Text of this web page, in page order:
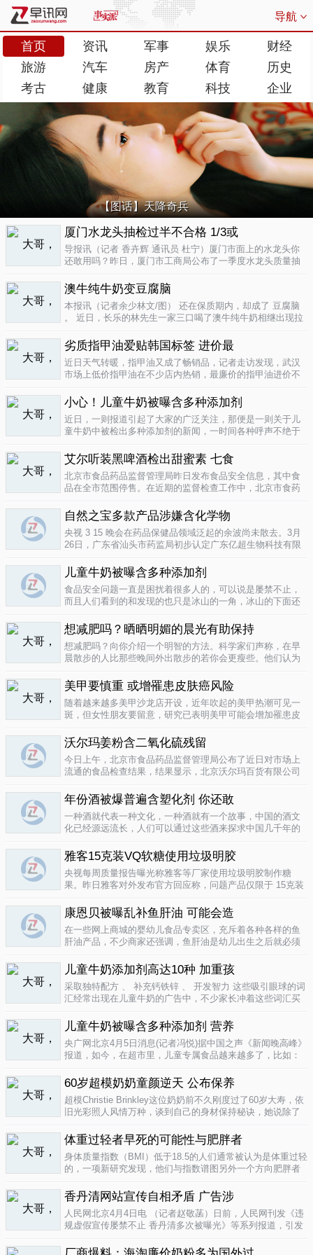
导航
首页 资讯 军事 娱乐
财经
旅游
汽车 房产 体育
历史
考古
健康 教育 科技 企业
【图话】天降奇兵
厦门水龙头抽检过半不合格 1/3或
导报讯（记者 香卉辉 通讯员 杜宁）厦门市面上的水龙头你
还敢用吗？昨日，厦门市工商局公布了一季度水龙头质量抽
批次不合格原因是会产生剧毒。不合格率53.3%涉及多个品
牌据介绍，厦门市工商局今..
澳牛纯牛奶变豆腐脑
本报讯（记者余少林文/图） 还在保质期内，却成了 豆腐脑
。 近日，长乐的林先生一家三口喝了澳牛纯牛奶相继出现拉
纯牛奶并 不纯 ，呈凝固状，像酸奶。昨日上午，林先生向长
乐工商局12315投..
劣质指甲油爱贴韩国标签 进价最
近日天气转暖，指甲油又成了畅销品，记者走访发现，武汉
市场上低价指甲油在不少店内热销，最廉价的指甲油进价不
渡桥夜市上，不少摊位都有五颜六色的指甲油摆卖。 韩国进
口指甲油只要9元，另一个韩国..
小心！儿童牛奶被曝含多种添加剂
近日，一则报道引起了大家的广泛关注，那便是一则关于儿
童牛奶中被检出多种添加剂的新闻，一时间各种呼声不绝于
慌。 每天一斤奶，强壮中国人 ，到底让儿童强壮起来的是牛
奶，还是添加剂？超市中的儿童牛..
艾尔听装黑啤酒检出甜蜜素 七食
北京市食品药品监督管理局昨日发布食品安全信息，其中食
品在全市范围停售。在近期的监督检查工作中，北京市食药
带集团北京蓝宝酒业有限公司生产的 艾尔 听装黑啤酒，检出
不得检出的甜蜜素。北京市..
自然之宝多款产品涉嫌含化学物
央视 3 15 晚会在药品保健品领域泛起的余波尚未散去。3月
26日，广东省汕头市药监局初步认定广东亿超生物科技有限
已涉嫌构成生产销售伪劣产品罪，决定将案件移送汕头市公
安局依法查处。亿..
儿童牛奶被曝含多种添加剂
食品安全问题一直是困扰着很多人的，可以说是屡禁不止，
而且人们看到的和发现的也只是冰山的一角，冰山的下面还
中国家向发达国家进展的过程中的必经之路吧，但是，人们
要为这种发展付出一定的代价，尤其..
想减肥吗？晒晒明媚的晨光有助保持
想减肥吗？向你介绍一个明智的方法。科学家们声称，在早
晨散步的人比那些晚间外出散步的若你会更瘦些。他们认为
国研究人员让54名男性和女性研究参与者在手腕上戴上监控
器，记录他们在一个星期内晒太阳..
美甲要慎重 或增罹患皮肤癌风险
随着越来越多美甲沙龙店开设，近年吹起的美甲热潮可见一
斑，但女性朋友要留意，研究已表明美甲可能会增加罹患皮
美甲很受欢迎是因为它可以防止指甲断裂。但专家表示，美
甲过程中用以硬化凝胶的光疗..
沃尔玛姜粉含二氧化硫残留
今日上午，北京市食品药品监督管理局公布了近日对市场上
流通的食品检查结果，结果显示，北京沃尔玛百货有限公司
款小食品甜蜜素超标。二氧化硫在我国禁止用于姜粉这类食
物，据市食药监局食品安全专家介绍..
年份酒被爆普遍含塑化剂 你还敢
一种酒就代表一种文化，一种酒就有一个故事，中国的酒文
化已经源远流长，人们可以通过这些酒来探求中国几千年的
有害又不能完全戒掉的原因，因为酒已经不只是一种可以喝
的饮品那么简单，就像茶一样有很厚..
雅客15克装VQ软糖使用垃圾明胶
央视每周质量报告曝光称雅客等厂家使用垃圾明胶制作糖
果。昨日雅客对外发布官方回应称，问题产品仅限于 15克装
生产该产品，并将嘉利达明胶原料全部封存。对已上市流通
产品，雅客表示已于3月15..
康恩贝被曝乱补鱼肝油 可能会造
在一些网上商城的婴幼儿食品专卖区，充斥着各种各样的鱼
肝油产品，不少商家还强调，鱼肝油是幼儿出生之后就必须
孩子服用鱼肝油。而实际上，以食品身份出现的鱼肝油是药
品，过量补充会对孩子产生伤害。在..
儿童牛奶添加剂高达10种 加重孩
采取独特配方 、 补充钙铁锌 、 开发智力 这些吸引眼球的词
汇经常出现在儿童牛奶的广告中，不少家长冲着这些词汇买
示，孩子应该尽量少喝。超市儿童牛奶添加剂高达10种昨
天，重庆晨报记者在杨家坪..
儿童牛奶被曝含多种添加剂 营养
央广网北京4月5日消息(记者冯悦)据中国之声《新闻晚高峰》
报道，如今，在超市里，儿童专属食品越来越多了，比如：
非常独特，因此，备受孩子们和家长的喜爱。然而，一些营
养专家指出，儿童牛奶比普通..
60岁超模奶奶童颜逆天 公布保养
超模Christie Brinkley这位奶奶前不久刚度过了60岁大寿，依
旧光彩照人风情万种，谈到自己的身材保持秘诀，她说除了
外，从12岁开始她就是个素食主义者，早餐吃燕麦粥加果
酱，午餐豆子..
体重过轻者早死的可能性与肥胖者
身体质量指数（BMI）低于18.5的人们通常被认为是体重过轻
的，一项新研究发现，他们与指数谱图另外一个方向肥胖者
（如果是粗略的）整体健康指标的可靠性。这个测量值反映
一个人的高度与重量的比..
香丹清网站宣传自相矛盾 广告涉
人民网北京4月4日电 （记者赵敬菡）日前，人民网刊发《违
规虚假宣传屡禁不止 香丹清多次被曝光》等系列报道，引发
官方销售网站存在备案信息不明、涉嫌违规发布广告、宣传